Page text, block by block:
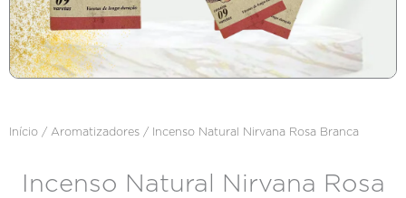
Início / Aromatizadores / Incenso Natural Nirvana Rosa Branca
Incenso Natural Nirvana Rosa